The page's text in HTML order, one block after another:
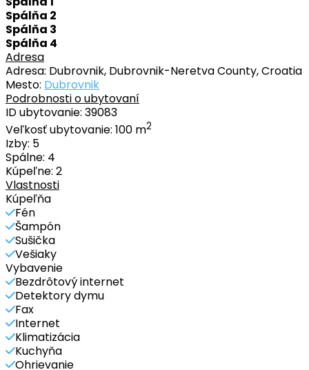
Spálňa 2
Spálňa 3
Spálňa 4
Adresa
Adresa: Dubrovnik, Dubrovnik-Neretva County, Croatia
Mesto: Dubrovnik
Podrobnosti o ubytovaní
ID ubytovanie: 39083
Veľkosť ubytovanie: 100 m2
Izby: 5
Spálne: 4
Kúpeľne: 2
Vlastnosti
Kúpeľňa
Fén
Šampón
Sušička
Vešiaky
Vybavenie
Bezdrôtový internet
Detektory dymu
Fax
Internet
Klimatizácia
Kuchyňa
Ohrievanie